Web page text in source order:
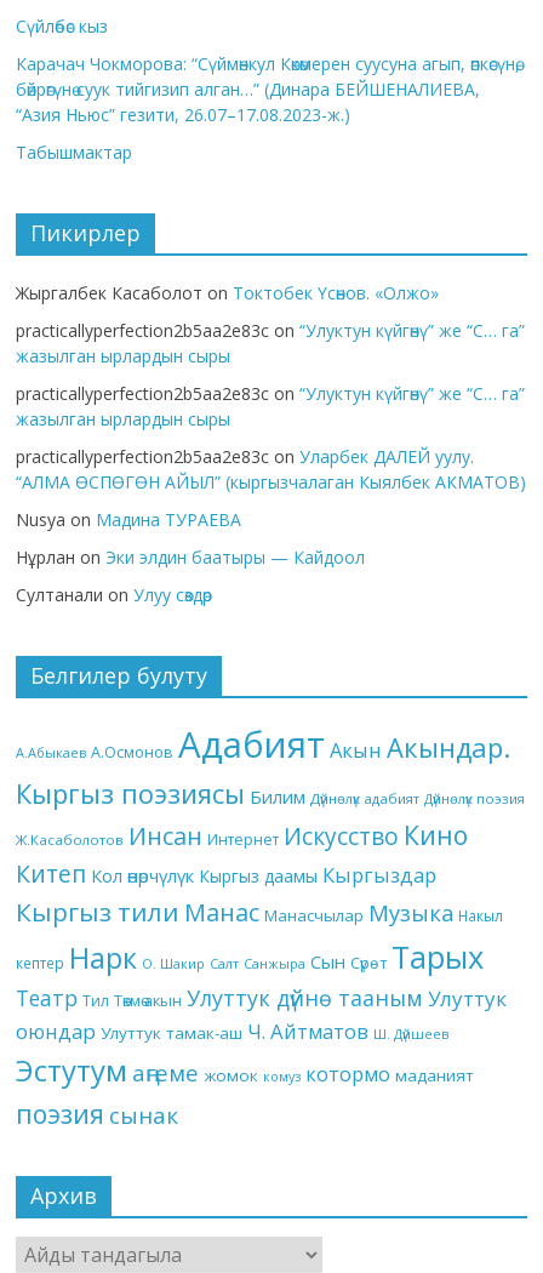
Сүйлөбөс кыз
Карачач Чокморова: “Сүймөнкул Көкөмерен суусуна агып, өпкөсүнө,
бөйрөгүнө суук тийгизип алган…” (Динара БЕЙШЕНАЛИЕВА,
“Азия Ньюс” гезити, 26.07–17.08.2023-ж.)
Табышмактар
Пикирлер
Жыргалбек Касаболот on Токтобек Үсөнов. «Олжо»
practicallyperfection2b5aa2e83c on“Улуктун күйгөнү” же “С… га”
жазылган ырлардын сыры
practicallyperfection2b5aa2e83c on“Улуктун күйгөнү” же “С… га”
жазылган ырлардын сыры
practicallyperfection2b5aa2e83c onУларбек ДАЛЕЙ уулу.
“АЛМА ӨСПӨГӨН АЙЫЛ” (кыргызчалаган Кыялбек АКМАТОВ)
Nusya on Мадина ТУРАЕВА
Нұрлан on Эки элдин баатыры — Кайдоол
Султанали onУлуу сөздөр
Белгилер булуту
А.Абыкаев А.Осмонов Адабият Акын Акындар.
Кыргыз поэзиясы Билим Дүйнөлүк адабият Дүйнөлүк поэзия
Ж.Касаболотов Инсан Интернет Искусство Кино
Китеп Кол өнөрчүлүк Кыргыз даамы Кыргыздар
Кыргыз тили Манас Манасчылар Музыка Накыл
кептер Нарк О. Шакир Салт Санжыра Сын Сүрөт Тарых
Театр Тил Төкмө акын Улуттук дүйнө тааным Улуттук
оюндар Улуттук тамак-аш Ч. Айтматов Ш. Дүйшеев
Эстутум аңгеме жомок комуз котормо маданият
поэзия сынак
Архив
Архив